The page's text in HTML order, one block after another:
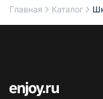
Главная Каталог